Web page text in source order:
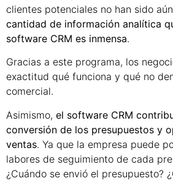
clientes potenciales no han sido
cantidad de información analítica
software CRM es inmensa.
Gracias a este programa, los
exactitud qué funciona y qué no
comercial.
Asimismo, el software CRM
conversión de los presupuestos y
ventas. Ya que la empresa puede
labores de seguimiento de cada
¿Cuándo se envió el presupuesto?